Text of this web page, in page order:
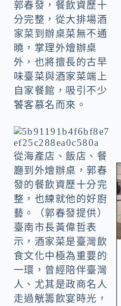
郭春發，餐飲資歷十
分完整，從大排場酒
家菜到辦桌菜無不通
曉，掌理外燴辦桌
外，也將擅長的古早
味臺菜與酒家菜端上
自家餐館，吸引不少
饕客慕名而來。
從海產店、飯店、餐
廳到外燴辦桌，郭春
發的餐飲資歷十分完
整，也練就他的好廚
藝。（郭春發提供）
臺南市長黃偉哲表
示，酒家菜是臺灣飲
食文化中極為重要的
一環，曾經陪伴臺灣
人、尤其是政商名人
走過觥籌飲宴時光，